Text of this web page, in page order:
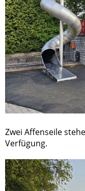
Zwei Affenseile
Verfügung.